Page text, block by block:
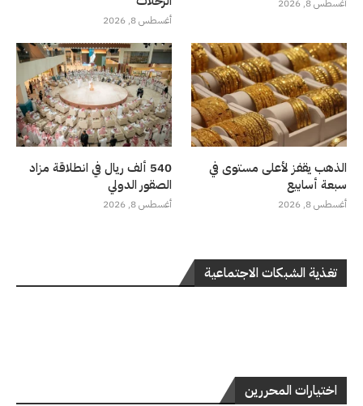
أغسطس 8, 2026
أغسطس 8, 2026
الذهب يقفز لأعلى مستوى في
سبعة أسابيع
أغسطس 8, 2026
540 ألف ريال في انطلاقة مزاد
الصقور الدولي
أغسطس 8, 2026
تغذية الشبكات الاجتماعية
اختيارات المحررين